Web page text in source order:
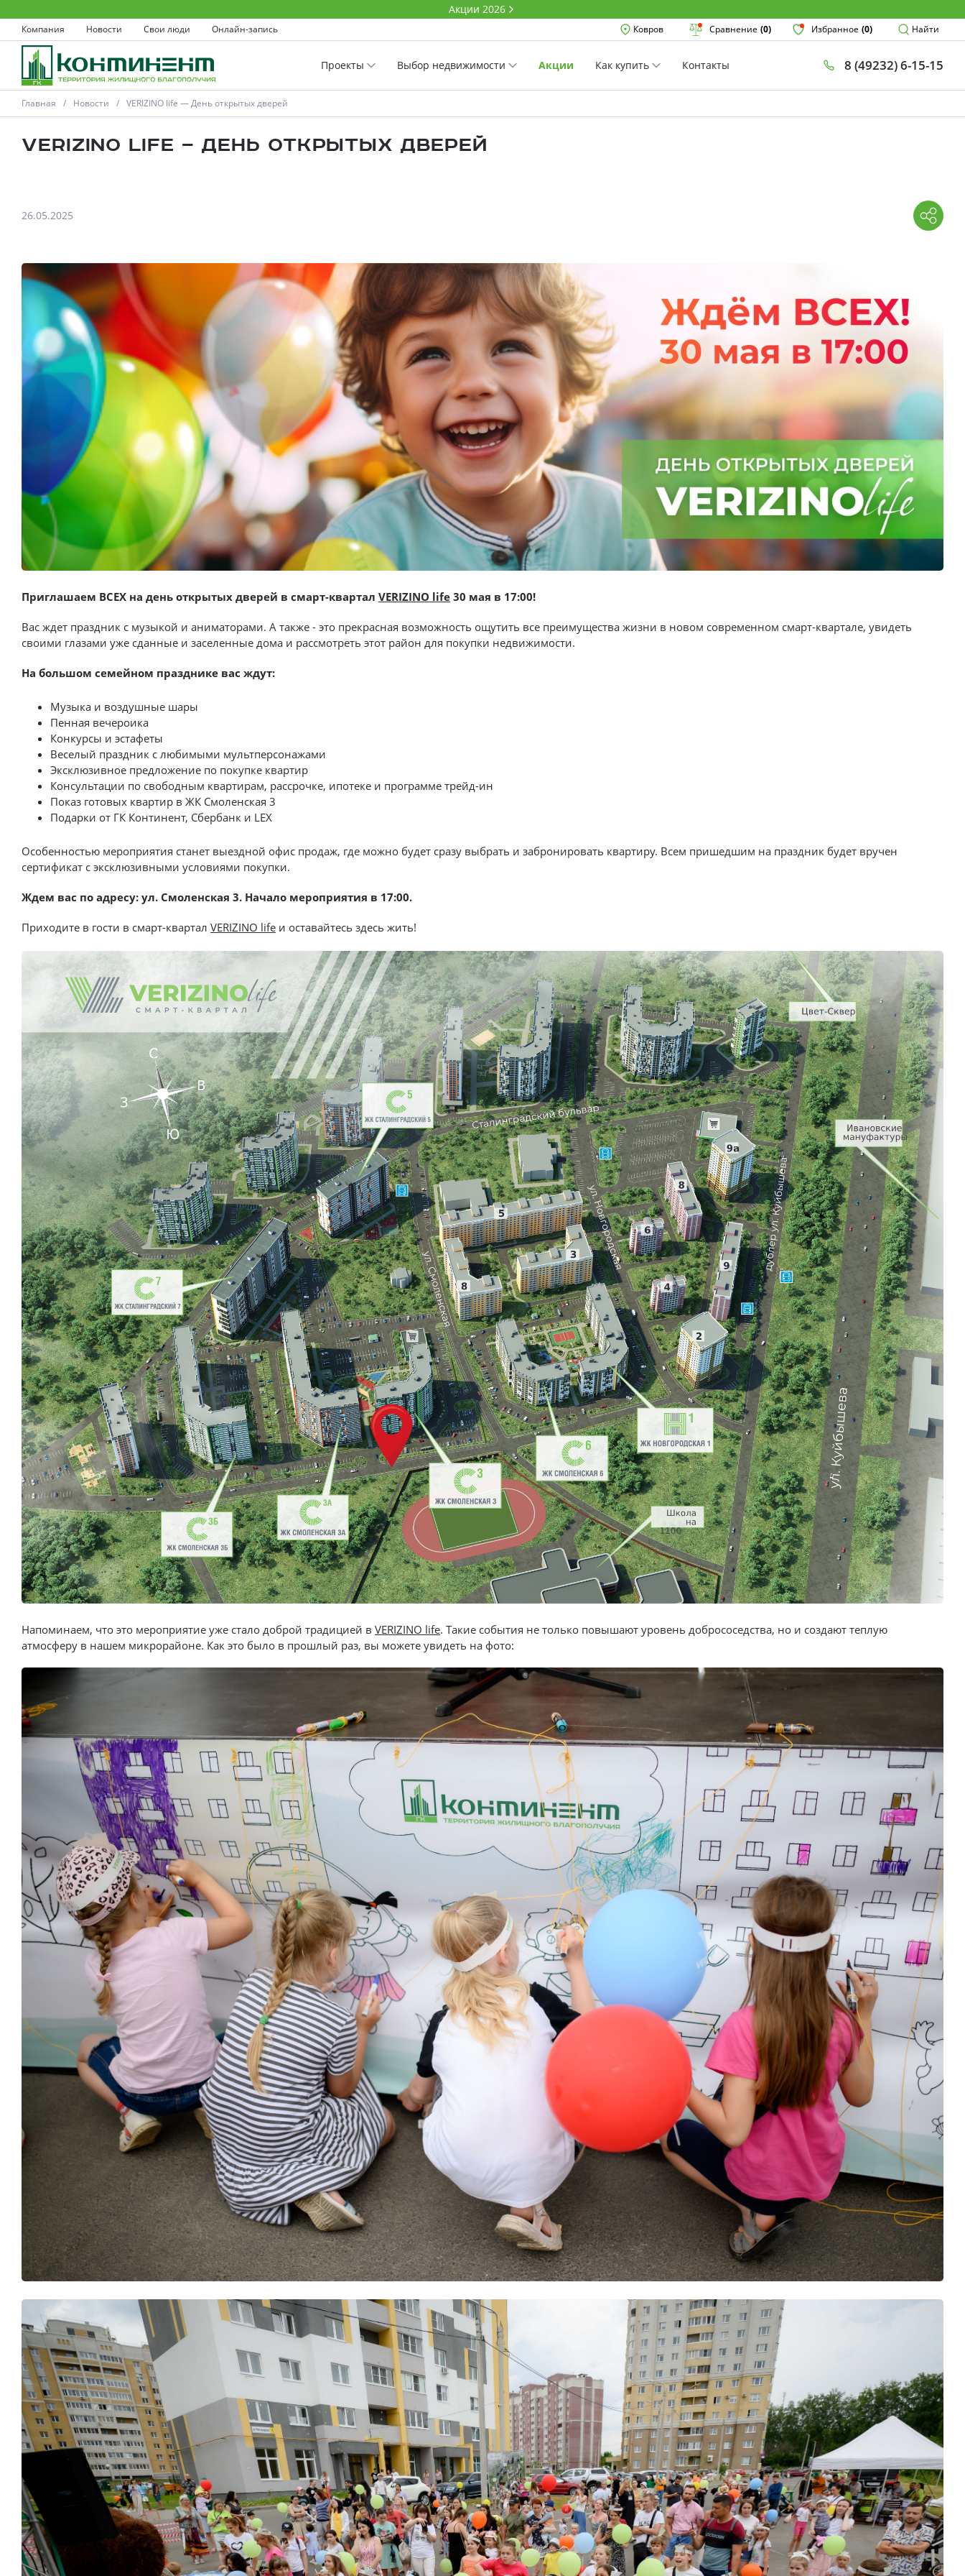
Акции 2026
Компания Новости Свои люди Онлайн-запись Ковров Сравнение (0) Избранное (0) Найти
Проекты Выбор недвижимости Акции Как купить Контакты 8 (49232) 6-15-15
×
Акции
Новости
Выбор недвижимости
Свои Люди
Офис продаж
О компании
Онлайн-запись
Главная Новости VERIZINO life — День открытых дверей
Поиск
VERIZINO life — День открытых дверей
26.05.2025
Приглашаем ВСЕХ на день открытых дверей в смарт-квартал VERIZINO life 30 мая в 17:00!
Вас ждет праздник с музыкой и аниматорами. А также - это прекрасная возможность ощутить все преимущества жизни в новом современном смарт-квартале, увидеть
своими глазами уже сданные и заселенные дома и рассмотреть этот район для покупки недвижимости.
На большом семейном празднике вас ждут:
Музыка и воздушные шары
Пенная вечероика
Конкурсы и эстафеты
Веселый праздник с любимыми мультперсонажами
Эксклюзивное предложение по покупке квартир
Консультации по свободным квартирам, рассрочке, ипотеке и программе трейд-ин
Показ готовых квартир в ЖК Смоленская 3
Подарки от ГК Континент, Сбербанк и LEX
Особенностью мероприятия станет выездной офис продаж, где можно будет сразу выбрать и забронировать квартиру. Всем пришедшим на праздник будет вручен
сертификат с эксклюзивными условиями покупки.
Ждем вас по адресу: ул. Смоленская 3. Начало мероприятия в 17:00.
Приходите в гости в смарт-квартал VERIZINO life и оставайтесь здесь жить!
Напоминаем, что это мероприятие уже стало доброй традицией в VERIZINO life. Такие события не только повышают уровень добрососедства, но и создают теплую
атмосферу в нашем микрорайоне. Как это было в прошлый раз, вы можете увидеть на фото: